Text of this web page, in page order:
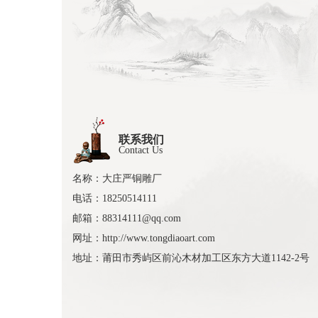
联系我们
Contact Us
名称：大庄严铜雕厂
电话：18250514111
邮箱：88314111@qq.com
网址：http://www.tongdiaoart.com
地址：莆田市秀屿区前沁木材加工区东方大道1142-2号